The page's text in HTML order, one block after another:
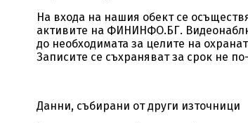
На входа на нашия обект се
активите на ФИНИНФО.БГ.
до необходимата за целите на
Записите се съхраняват за срок не
Данни, събирани от други източници